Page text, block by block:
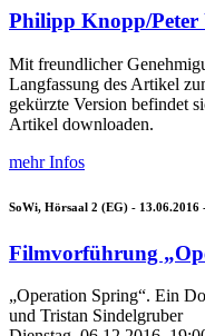
Philipp Knopp/
Mit freundlicher
Langfassung des Artikel
gekürzte Version befindet
Artikel downloaden.
mehr Infos
SoWi, Hörsaal 2 (EG) - 13.06.2016
Filmvorführung
„Operation Spring“. Ein
und Tristan Sindelgruber